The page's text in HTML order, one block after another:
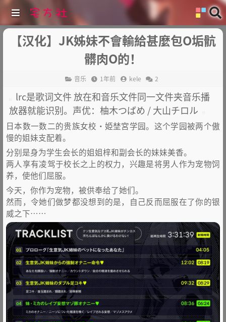
【汉化】JK姊妹不會輸給甚麼包O垢骯
髒肉O的！
音乐 1年前 kele 2
lrc是歌词文件 放在和音乐文件同一文件夹音乐播
放器就能识别。声优：柚木つばめ / 大山チロル
日本数一数二的贵族女校・姫埜宮学园。这个学园被两个傲
慢的姐妹支配着。
分别是身为学生会长的姐姐梓和副会长的妹妹美香。
两人享有凌驾于校长之上的权力，兴趣是将男人作为宠物饲
养，使他们屈服。
今天，你作为宠物，被供奉给了她们。
然而，令她们做梦都没想到的是，自己反而屈服在了你的银
威之下……